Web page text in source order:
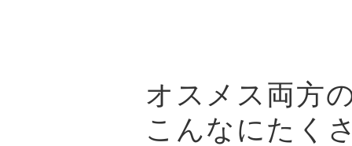
オスメス両方
こんなにたく